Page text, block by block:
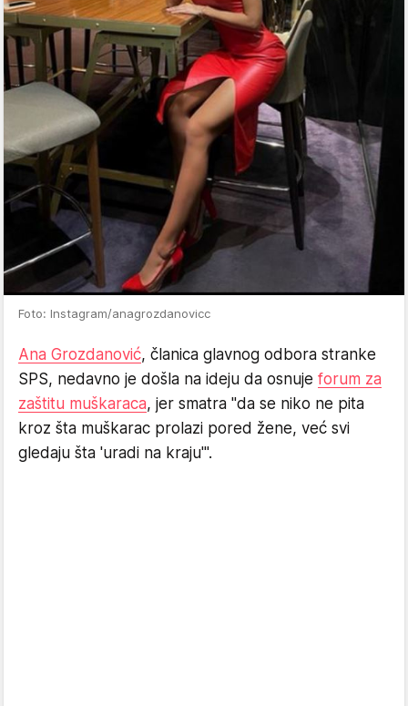
Foto: Instagram/anagrozdanovicc
Ana Grozdanović, članica glavnog odbora stranke
SPS, nedavno je došla na ideju da osnuje forum za
zaštitu muškaraca, jer smatra "da se niko ne pita
kroz šta muškarac prolazi pored žene, već svi
gledaju šta 'uradi na kraju'".